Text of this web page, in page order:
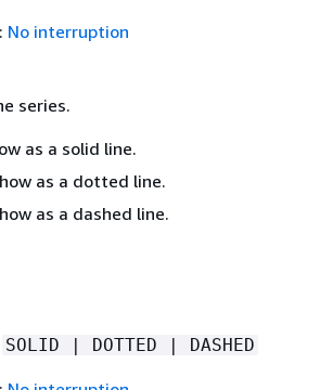
No interruption
series.
as a solid line.
as a dotted line.
as a dashed line.
SOLID | DOTTED | DASHED